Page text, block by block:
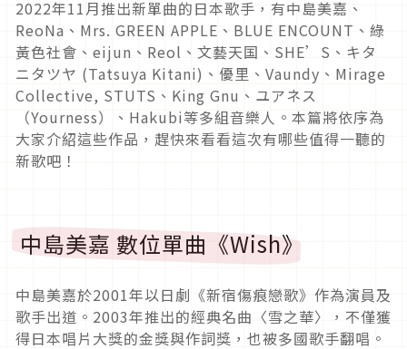
2022年11月推出新單曲的日本歌手，有中島美嘉、
ReoNa、Mrs. GREEN APPLE、BLUE ENCOUNT、綠
黃色社會、eijun、Reol、文藝天国、SHE’S、キタ
ニタツヤ (Tatsuya Kitani)、優里、Vaundy、Mirage
Collective, STUTS、King Gnu、ユアネス
（Yourness）、Hakubi等多組音樂人。本篇將依序為
大家介紹這些作品，趕快來看看這次有哪些值得一聽的
新歌吧！
中島美嘉 數位單曲《Wish》
中島美嘉於2001年以日劇《新宿傷痕戀歌》作為演員及
歌手出道。2003年推出的經典名曲〈雪之華〉，不僅獲
得日本唱片大獎的金獎與作詞獎，也被多國歌手翻唱。